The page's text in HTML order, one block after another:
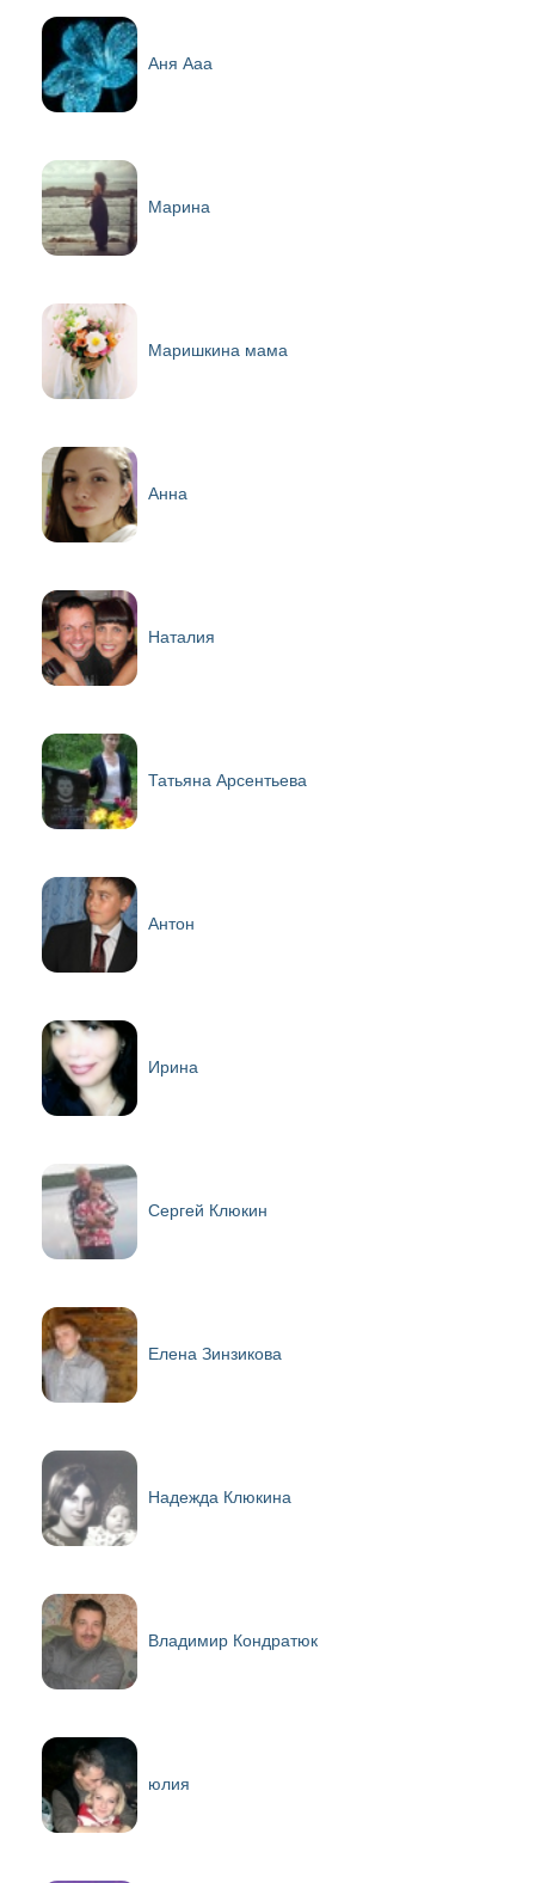
Аня Ааа
Марина
Маришкина мама
Анна
Наталия
Татьяна Арсентьева
Антон
Ирина
Сергей Клюкин
Елена Зинзикова
Надежда Клюкина
Владимир Кондратюк
юлия